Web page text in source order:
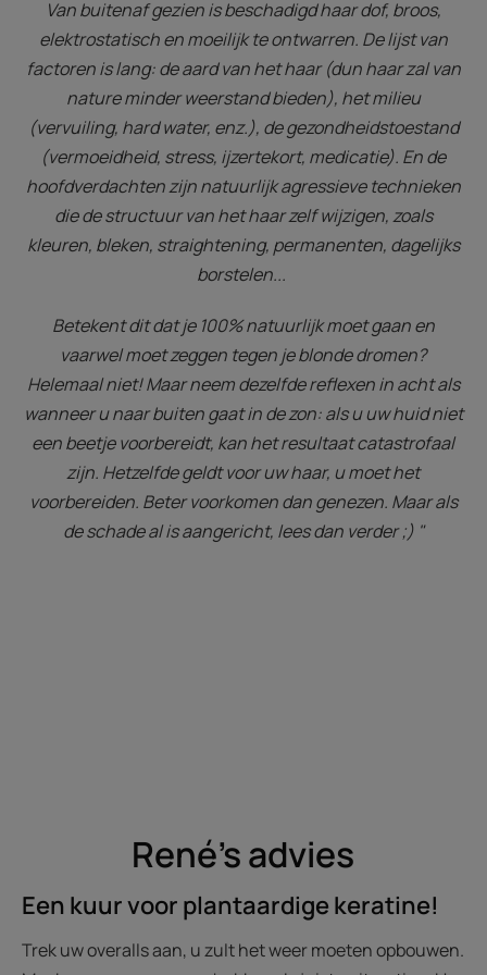
Van buitenaf gezien is beschadigd haar dof, broos,
elektrostatisch en moeilijk te ontwarren. De lijst van
factoren is lang: de aard van het haar (dun haar zal van
nature minder weerstand bieden), het milieu
(vervuiling, hard water, enz.), de gezondheidstoestand
(vermoeidheid, stress, ijzertekort, medicatie). En de
hoofdverdachten zijn natuurlijk agressieve technieken
die de structuur van het haar zelf wijzigen, zoals
kleuren, bleken, straightening, permanenten, dagelijks
borstelen...
Betekent dit dat je 100% natuurlijk moet gaan en
vaarwel moet zeggen tegen je blonde dromen?
Helemaal niet! Maar neem dezelfde reflexen in acht als
wanneer u naar buiten gaat in de zon: als u uw huid niet
een beetje voorbereidt, kan het resultaat catastrofaal
zijn. Hetzelfde geldt voor uw haar, u moet het
voorbereiden. Beter voorkomen dan genezen. Maar als
de schade al is aangericht, lees dan verder ;) "
René's advies
Een kuur voor plantaardige keratine!
Trek uw overalls aan, u zult het weer moeten opbouwen.